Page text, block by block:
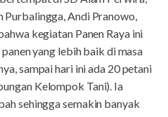
Andi Pranowo,
kegiatan Panen Raya ini
yang lebih baik di masa
sampai hari ini ada 20 petani
Kelompok Tani). Ia
sehingga semakin banyak